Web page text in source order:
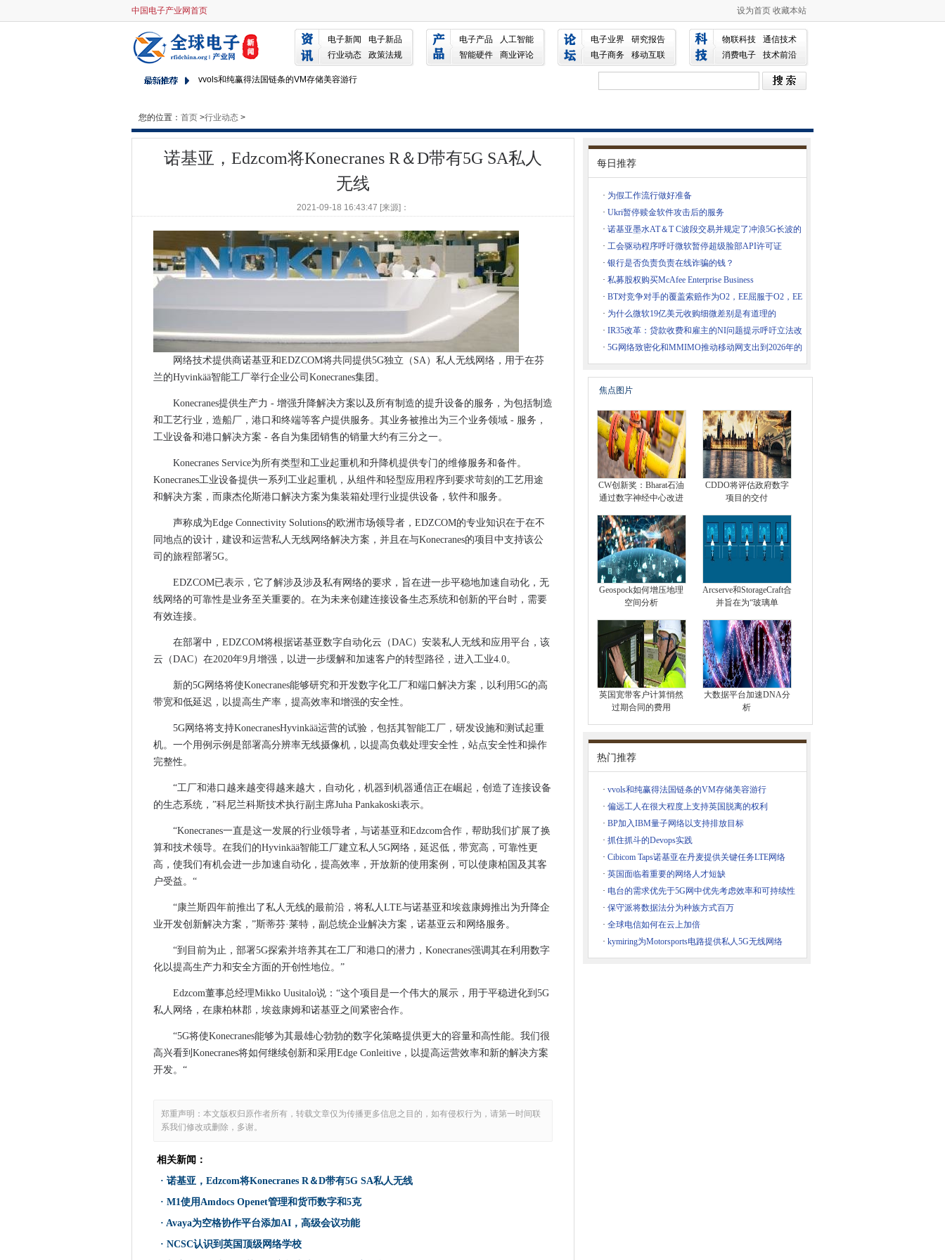
中国电子产业网首页 设为首页 收藏本站
电子新闻
电子新品
行业动态
政策法规
电子产品
人工智能
智能硬件
商业评论
电子业界
研究报告
电子商务
移动互联
物联科技
通信技术
消费电子
技术前沿
诺基亚，Edzcom将Konecranes R＆D带有5G SA私人无线
CW创新奖：Bharat石油通过数字神经中心改进操作
为假工作流行做好准备
vvols和纯赢得法国链条的VM存储美容游行
CDDO将评估政府数字项目的交付
Ukri暂停赎金软件攻击后的服务
偏远工人在很大程度上支持英国脱离的权利
诺基亚墨水AT＆T C波段交易并规定了冲浪5G长波的计划
NCSC认识到英国顶级网络学校
Arcserve和StorageCraft合并旨在为“玻璃单一窗格”
工会驱动程序呼吁微软暂停超级脸部API许可证
英国宽带客户计算悄然过期合同的费用
银行是否负责负责在线诈骗的钱？
Cibicom Taps诺基亚在丹麦提供关键任务LTE网络
HPE推出新的Comms Tech Group与“Industrial-First”打开RAN解决方案堆栈
大数据平台加速DNA分析
英国面临着重要的网络人才短缺
Facebook数据泄漏可能在GDPR的范围之外
私募股权购买McAfee Enterprise Business
Telia将爱立信5G改变为工业检验，因为项目驯鹿运行
谷歌和西门子将力量联合在工业边缘地址地址
保守派将数据法分为种族方式百万
ovhcloud火：评估数据中心运营商和云用户的后续效果
为什么微软19亿美元收购细微差别是有道理的
全球电信如何在云上加倍
Viavi扩展了光纤网络测试和测量组合
Home Office完成所有业务应用程序转移到Oracle云
kymiring为Motorsports电路提供私人5G无线网络
政府研发资金未能最大化“弹射器”潜力
阿姆斯特丹与Datentres开放环境谈判
MP告诉沟官方电子邮件通过黑客害怕
IR35改革：谁补偿雇主的倪谁将IT承包商带到口袋里
偏远工人为家庭宽带战斗
NHS共享商务服务推出1亿英镑的数字硬件框架
诺基亚，Edzcom将Konecranes R＆D带有5G SA私人无线
CW创新奖：Bharat石油通过数字神经中心改进操作
为假工作流行做好准备
M1使用Amdocs Openet管理和货币数字和5克
Avaya为空格协作平台添加AI，高级会议功能
诺基亚墨水AT＆T C波段交易并规定了冲浪5G长波的计划
BP加入IBM量子网络以支持排放目标
NCSC认识到英国顶级网络学校
抓住抓斗的Devops实践
您的位置： 首页 >行业动态 >
诺基亚，Edzcom将Konecranes R＆D带有5G SA私人
无线
2021-09-18 16:43:47 [来源]：
网络技术提供商诺基亚和EDZCOM将共同提供5G独立（SA）私人无线网络，用于在芬
兰的Hyvinkää智能工厂举行企业公司Konecranes集团。
Konecranes提供生产力 - 增强升降解决方案以及所有制造的提升设备的服务，为包括制造
和工艺行业，造船厂，港口和终端等客户提供服务。其业务被推出为三个业务领域 - 服务，
工业设备和港口解决方案 - 各自为集团销售的销量大约有三分之一。
Konecranes Service为所有类型和工业起重机和升降机提供专门的维修服务和备件。
Konecranes工业设备提供一系列工业起重机，从组件和轻型应用程序到要求苛刻的工艺用途
和解决方案，而康杰伦斯港口解决方案为集装箱处理行业提供设备，软件和服务。
声称成为Edge Connectivity Solutions的欧洲市场领导者，EDZCOM的专业知识在于在不
同地点的设计，建设和运营私人无线网络解决方案，并且在与Konecranes的项目中支持该公
司的旅程部署5G。
EDZCOM已表示，它了解涉及涉及私有网络的要求，旨在进一步平稳地加速自动化，无
线网络的可靠性是业务至关重要的。在为未来创建连接设备生态系统和创新的平台时，需要
有效连接。
在部署中，EDZCOM将根据诺基亚数字自动化云（DAC）安装私人无线和应用平台，该
云（DAC）在2020年9月增强，以进一步缓解和加速客户的转型路径，进入工业4.0。
新的5G网络将使Konecranes能够研究和开发数字化工厂和端口解决方案，以利用5G的高
带宽和低延迟，以提高生产率，提高效率和增强的安全性。
5G网络将支持KonecranesHyvinkää运营的试验，包括其智能工厂，研发设施和测试起重
机。一个用例示例是部署高分辨率无线摄像机，以提高负载处理安全性，站点安全性和操作
完整性。
“工厂和港口越来越变得越来越大，自动化，机器到机器通信正在崛起，创造了连接设备
的生态系统，”科尼兰科斯技术执行副主席Juha Pankakoski表示。
“Konecranes一直是这一发展的行业领导者，与诺基亚和Edzcom合作，帮助我们扩展了换
算和技术领导。在我们的Hyvinkää智能工厂建立私人5G网络，延迟低，带宽高，可靠性更
高，使我们有机会进一步加速自动化，提高效率，开放新的使用案例，可以使康柏国及其客
户受益。“
“康兰斯四年前推出了私人无线的最前沿，将私人LTE与诺基亚和埃兹康姆推出为升降企
业开发创新解决方案，”斯蒂芬·莱特，副总统企业解决方案，诺基亚云和网络服务。
“到目前为止，部署5G探索并培养其在工厂和港口的潜力，Konecranes强调其在利用数字
化以提高生产力和安全方面的开创性地位。”
Edzcom董事总经理Mikko Uusitalo说：“这个项目是一个伟大的展示，用于平稳进化到5G
私人网络，在康柏林郡，埃兹康姆和诺基亚之间紧密合作。
“5G将使Konecranes能够为其最雄心勃勃的数字化策略提供更大的容量和高性能。我们很
高兴看到Konecranes将如何继续创新和采用Edge Conleitive，以提高运营效率和新的解决方案
开发。“
郑重声明：本文版权归原作者所有，转载文章仅为传播更多信息之目的，如有侵权行为，请第一时间联
系我们修改或删除，多谢。
相关新闻：
· 诺基亚，Edzcom将Konecranes R＆D带有5G SA私人无线
· M1使用Amdocs Openet管理和货币数字和5克
· Avaya为空格协作平台添加AI，高级会议功能
· NCSC认识到英国顶级网络学校
每日推荐
· 为假工作流行做好准备
· Ukri暂停赎金软件攻击后的服务
· 诺基亚墨水AT＆T C波段交易并规定了冲浪5G长波的
计划
· 工会驱动程序呼吁微软暂停超级脸部API许可证
· 银行是否负责负责在线诈骗的钱？
· 私募股权购买McAfee Enterprise Business
· BT对竞争对手的覆盖索赔作为O2，EE屈服于O2，EE
延
· 为什么微软19亿美元收购细微差别是有道理的
· IR35改革：贷款收费和雇主的NI问题提示呼吁立法改
造
· 5G网络致密化和MMIMO推动移动网支出到2026年的
191
焦点图片
CW创新奖：Bharat石油
通过数字神经中心改进
CDDO将评估政府数字
项目的交付
Geospock如何增压地理
空间分析
Arcserve和StorageCraft合
并旨在为“玻璃单
英国宽带客户计算悄然
过期合同的费用
大数据平台加速DNA分
析
热门推荐
· vvols和纯赢得法国链条的VM存储美容游行
· 偏远工人在很大程度上支持英国脱离的权利
· BP加入IBM量子网络以支持排放目标
· 抓住抓斗的Devops实践
· Cibicom Taps诺基亚在丹麦提供关键任务LTE网络
· 英国面临着重要的网络人才短缺
· 电台的需求优先于5G网中优先考虑效率和可持续性
· 保守派将数据法分为种族方式百万
· 全球电信如何在云上加倍
· kymiring为Motorsports电路提供私人5G无线网络